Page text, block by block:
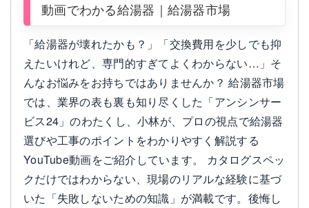
動画でわかる給湯器｜給湯器市場
「給湯器が壊れたかも？」「交換費用を少しでも抑
えたいけれど、専門的すぎてよくわからない…」そ
んなお悩みをお持ちではありませんか？ 給湯器市場
では、業界の表も裏も知り尽くした「アンシンサー
ビス24」のわたくし、小林が、プロの視点で給湯器
選びや工事のポイントをわかりやすく解説する
YouTube動画をご紹介しています。 カタログスペッ
クだけではわからない、現場のリアルな経験に基づ
いた「失敗しないための知識」が満載です。後悔し